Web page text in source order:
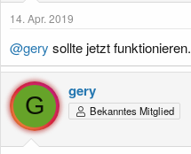
14. Apr. 2019
@gery sollte jetzt funktionieren.
G
gery
Bekanntes Mitglied